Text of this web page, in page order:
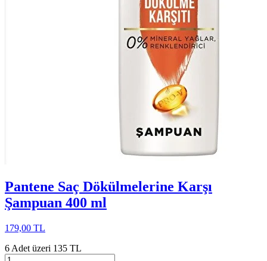
Pantene Saç Dökülmelerine Karşı
Şampuan 400 ml
179,00 TL
6 Adet üzeri 135 TL